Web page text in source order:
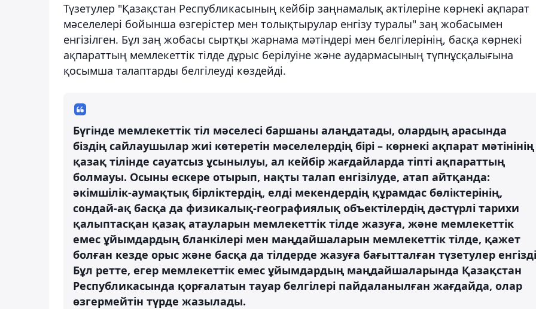
Түзетулер "Қазақстан Республикасының кейбір заңнамалық актілеріне көрнекі ақпарат
мәселелері бойынша өзгерістер мен толықтырулар енгізу туралы" заң жобасымен
енгізілген. Бұл заң жобасы сыртқы жарнама мәтіндері мен белгілерінің, басқа көрнекі
ақпараттың мемлекеттік тілде дұрыс берілуіне және аудармасының түпнұсқалығына
қосымша талаптарды белгілеуді көздейді.
Бүгінде мемлекеттік тіл мәселесі баршаны алаңдатады, олардың арасында
біздің сайлаушылар жиі көтеретін мәселелердің бірі – көрнекі ақпарат мәтінінің
қазақ тілінде сауатсыз ұсынылуы, ал кейбір жағдайларда тіпті ақпараттың
болмауы. Осыны ескере отырып, нақты талап енгізілуде, атап айтқанда:
әкімшілік-аумақтық бірліктердің, елді мекендердің құрамдас бөліктерінің,
сондай-ақ басқа да физикалық-географиялық объектілердің дәстүрлі тарихи
қалыптасқан қазақ атауларын мемлекеттік тілде жазуға, және мемлекеттік
емес ұйымдардың бланкілері мен маңдайшаларын мемлекеттік тілде, қажет
болған кезде орыс және басқа да тілдерде жазуға бағытталған түзетулер
Бұл ретте, егер мемлекеттік емес ұйымдардың маңдайшаларында Қазақстан
Республикасында қорғалатын тауар белгілері пайдаланылған жағдайда, олар
өзгермейтін түрде жазылады.